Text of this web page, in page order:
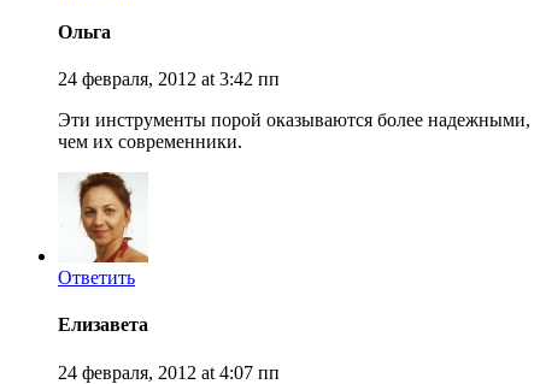
Ольга
24 февраля, 2012 at 3:42 пп
Эти инструменты порой оказываются более надежными,
чем их современники.
Ответить
Елизавета
24 февраля, 2012 at 4:07 пп